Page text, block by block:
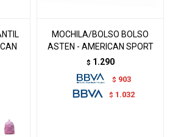
MOCHILA/BOLSO BOLSO
ASTEN - AMERICAN SPORT
$ 1.290
$ 903
$ 1.032